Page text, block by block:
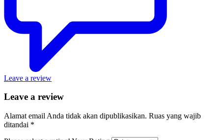
Leave a review
Leave a review
Alamat email Anda tidak akan dipublikasikan. Ruas yang wajib
ditandai *